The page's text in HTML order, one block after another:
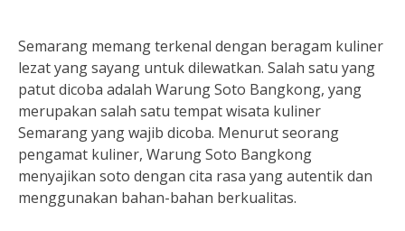
Semarang memang terkenal dengan beragam kuliner
lezat yang sayang untuk dilewatkan. Salah satu yang
patut dicoba adalah Warung Soto Bangkong, yang
merupakan salah satu tempat wisata kuliner
Semarang yang wajib dicoba. Menurut seorang
pengamat kuliner, Warung Soto Bangkong
menyajikan soto dengan cita rasa yang autentik dan
menggunakan bahan-bahan berkualitas.